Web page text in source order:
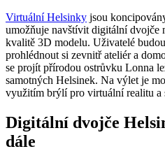
Virtuální Helsinky jsou
umožňuje navštívit digitální dvojče
kvalitě 3D modelu. Uživatelé
prohlédnout si zevnitř ateliér a
se projít přírodou ostrůvku Lonna
samotných Helsinek. Na výlet je
využitím brýlí pro virtuální realitu a
Digitální dvojče
dále